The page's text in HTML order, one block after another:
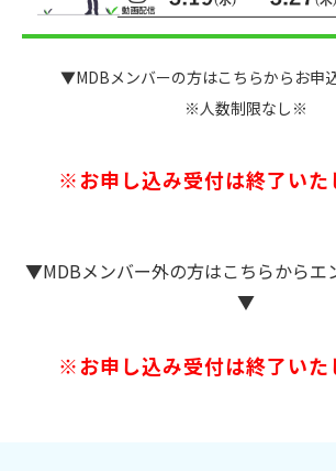
▼MDBメンバーの方はこちらからお申
※人数制限なし※
※お申し込み受付は終了い
▼MDBメンバー外の方はこちらからエ
▼
※お申し込み受付は終了い